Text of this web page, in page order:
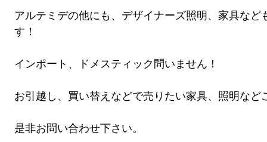
アルテミデの他にも、デザイナーズ照明、家具など
す！
インポート、ドメスティック問いません！
お引越し、買い替えなどで売りたい家具、照明など
是非お問い合わせ下さい。